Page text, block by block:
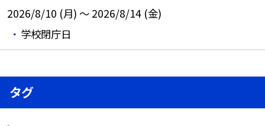
2026/8/10 (月) ～ 2026/8/14 (金)
学校閉庁日
タグ